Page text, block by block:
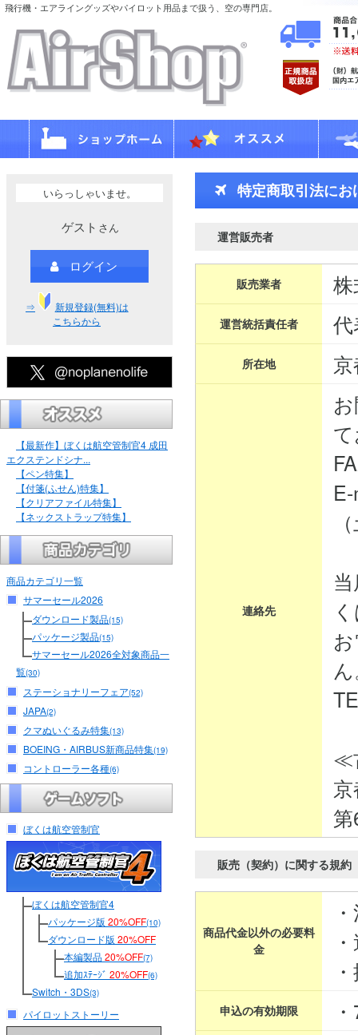
飛行機・エアライングッズやパイロット用品まで扱う、空の専門店。
いらっしゃいませ。
ゲスト さん
ログイン
⇒
新規登録(無料)は
こちらから
【最新作】ぼくは航空管制官4 成田
エクステンドシナ...
【ペン特集】
【付箋(ふせん)特集】
【クリアファイル特集】
【ネックストラップ特集】
商品カテゴリ一覧
サマーセール2026
ダウンロード製品(15)
パッケージ製品(15)
サマーセール2026全対象商品一
覧(30)
ステーショナリーフェア(52)
JAPA(2)
クマぬいぐるみ特集(13)
BOEING・AIRBUS新商品特集(19)
コントローラー各種(6)
ぼくは航空管制官
ぼくは航空管制官4
パッケージ版 20%OFF(10)
ダウンロード版 20%OFF
本編製品20%OFF(7)
追加ｽﾃｰｼﾞ 20%OFF(6)
Switch・3DS(3)
パイロットストーリー
特定商取引法にお
運営販売者
販売業者
運営統括責任者
所在地
連絡先
≪
販売（契約）に関する規約
商品代金以外の必要料
金
申込の有効期限